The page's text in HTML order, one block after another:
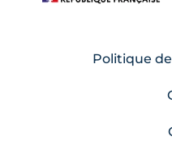
Politique